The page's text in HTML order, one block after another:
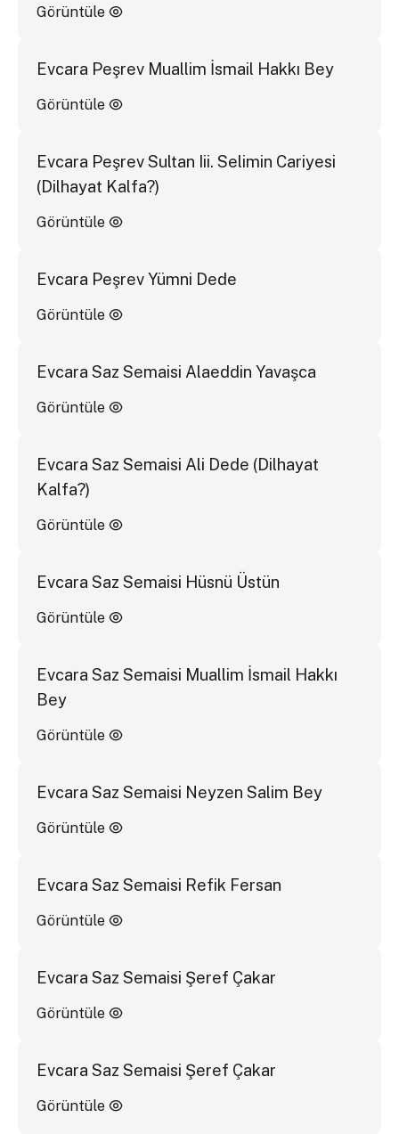
Görüntüle
Evcara Peşrev Muallim İsmail Hakkı Bey
Görüntüle
Evcara Peşrev Sultan Iii. Selimin Cariyesi
(Dilhayat Kalfa?)
Görüntüle
Evcara Peşrev Yümni Dede
Görüntüle
Evcara Saz Semaisi Alaeddin Yavaşca
Görüntüle
Evcara Saz Semaisi Ali Dede (Dilhayat
Kalfa?)
Görüntüle
Evcara Saz Semaisi Hüsnü Üstün
Görüntüle
Evcara Saz Semaisi Muallim İsmail Hakkı
Bey
Görüntüle
Evcara Saz Semaisi Neyzen Salim Bey
Görüntüle
Evcara Saz Semaisi Refik Fersan
Görüntüle
Evcara Saz Semaisi Şeref Çakar
Görüntüle
Evcara Saz Semaisi Şeref Çakar
Görüntüle